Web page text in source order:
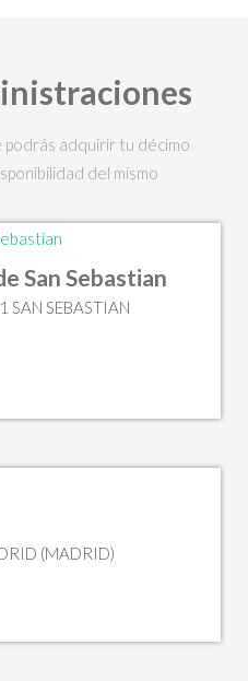
adquirir tu décimo
del mismo
San Sebastian
SAN SEBASTIAN
(MADRID)